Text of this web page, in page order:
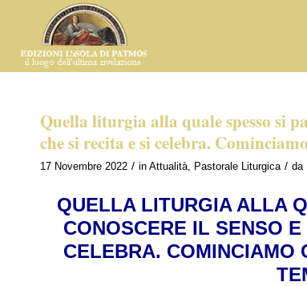
Quella liturgia alla quale spesso si
che si recita e si celebra.
17 Novembre 2022 / in Attualità, Pastorale Liturgica / da
QUELLA LITURGIA ALLA
CONOSCERE IL SENSO
CELEBRA. COMINCIAMO